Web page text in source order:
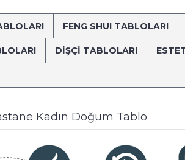
FENG SHUI TABLOLARI
DIŞÇI TABLOLARI
SÜRAT KARGO
Kadın Doğum Tablo